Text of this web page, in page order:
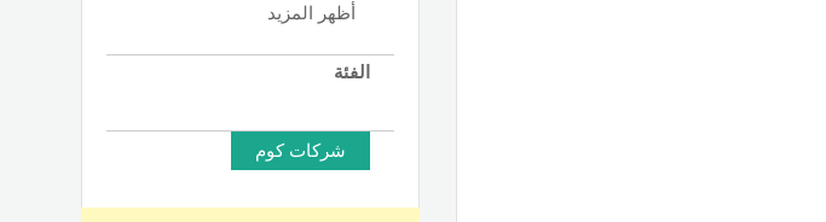
أظهر المزيد
الفئة
شركات كوم